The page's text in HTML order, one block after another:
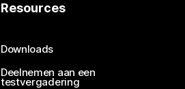
Resources
Downloads
Deelnemen aan een
testvergadering